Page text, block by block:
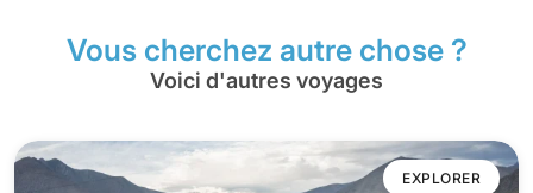
Vous cherchez autre chose ?
Voici d'autres voyages
EXPLORER